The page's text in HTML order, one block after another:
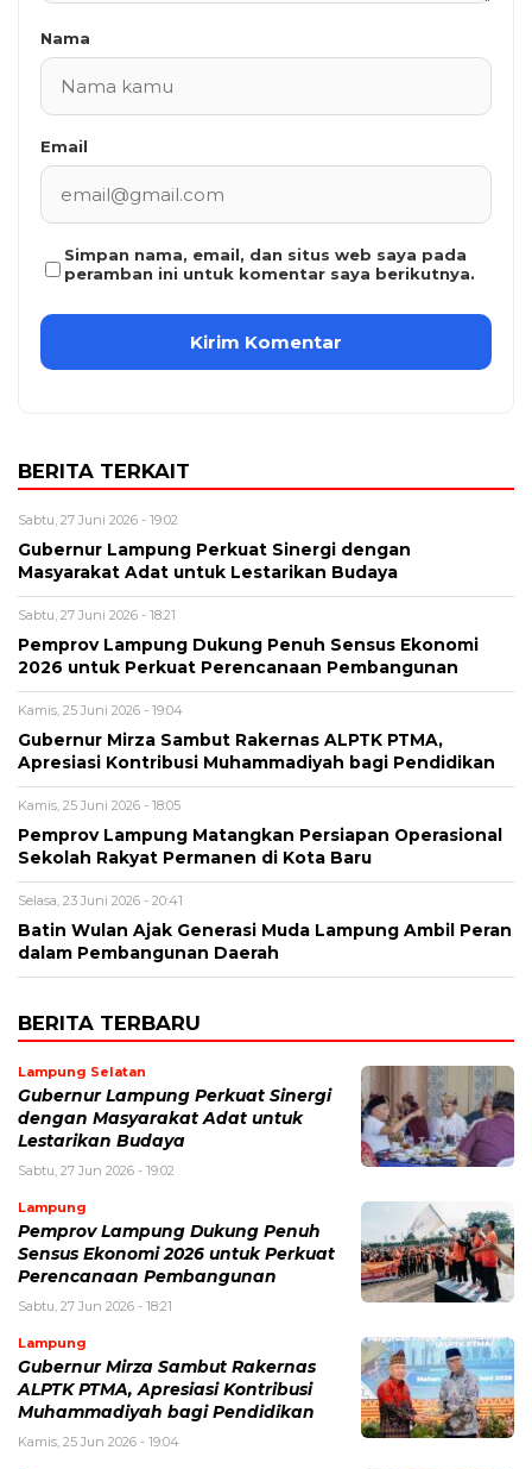
Nama
Email
Simpan nama, email, dan situs web saya pada
peramban ini untuk komentar saya berikutnya.
BERITA TERKAIT
Sabtu, 27 Juni 2026 - 19:02
Gubernur Lampung Perkuat Sinergi dengan
Masyarakat Adat untuk Lestarikan Budaya
Sabtu, 27 Juni 2026 - 18:21
Pemprov Lampung Dukung Penuh Sensus Ekonomi
2026 untuk Perkuat Perencanaan Pembangunan
Kamis, 25 Juni 2026 - 19:04
Gubernur Mirza Sambut Rakernas ALPTK PTMA,
Apresiasi Kontribusi Muhammadiyah bagi Pendidikan
Kamis, 25 Juni 2026 - 18:05
Pemprov Lampung Matangkan Persiapan Operasional
Sekolah Rakyat Permanen di Kota Baru
Selasa, 23 Juni 2026 - 20:41
Batin Wulan Ajak Generasi Muda Lampung Ambil Peran
dalam Pembangunan Daerah
BERITA TERBARU
Lampung Selatan
Gubernur Lampung Perkuat Sinergi
dengan Masyarakat Adat untuk
Lestarikan Budaya
Sabtu, 27 Jun 2026 - 19:02
Lampung
Pemprov Lampung Dukung Penuh
Sensus Ekonomi 2026 untuk Perkuat
Perencanaan Pembangunan
Sabtu, 27 Jun 2026 - 18:21
Lampung
Gubernur Mirza Sambut Rakernas
ALPTK PTMA, Apresiasi Kontribusi
Muhammadiyah bagi Pendidikan
Kamis, 25 Jun 2026 - 19:04